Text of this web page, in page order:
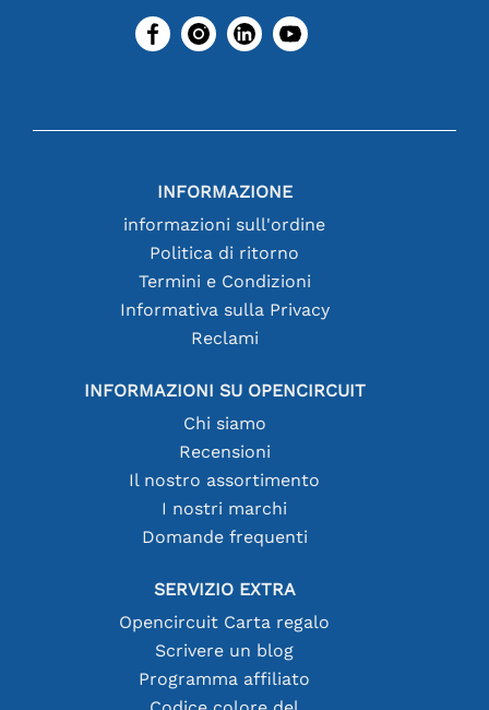
INFORMAZIONE
informazioni sull'ordine
Politica di ritorno
Termini e Condizioni
Informativa sulla Privacy
Reclami
INFORMAZIONI SU OPENCIRCUIT
Chi siamo
Recensioni
Il nostro assortimento
I nostri marchi
Domande frequenti
SERVIZIO EXTRA
Opencircuit Carta regalo
Scrivere un blog
Programma affiliato